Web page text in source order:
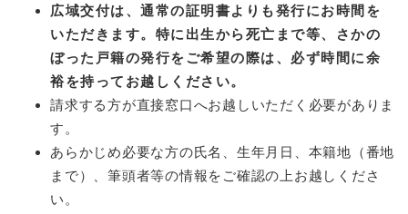
広域交付は、通常の証明書よりも発行にお時間を
いただきます。特に出生から死亡まで等、さかの
ぼった戸籍の発行をご希望の際は、必ず時間に余
裕を持ってお越しください。
請求する方が直接窓口へお越しいただく必要がありま
す。
あらかじめ必要な方の氏名、生年月日、本籍地（番地
まで）、筆頭者等の情報をご確認の上お越しくださ
い。